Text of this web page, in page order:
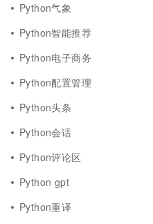
Python气象
Python智能推荐
Python电子商务
Python配置管理
Python头条
Python会话
Python评论区
Python gpt
Python重译